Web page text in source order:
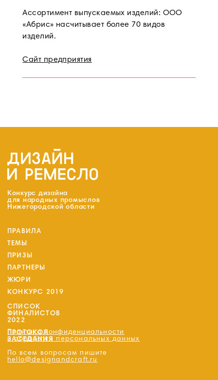
Ассортимент выпускаемых изделий: ООО
«Абрис» насчитывает более 70 видов
изделий.
Сайт предприятия
Конкурс дизайна
для народных промыслов
Нижегородской области
ПРАВИЛА
ТЕМЫ
ПРИЗЫ
ПАРТНЕРЫ
ЖЮРИ
КОНКУРС 2019
СПИСОК
ФИНАЛИСТОВ
2022
ПРОТОКОЛ
ЗАСЕДАНИЯ
Политика конфиденциальности
и обработки персональных данных
По всем вопросам пишите
hello@designandcraft.ru